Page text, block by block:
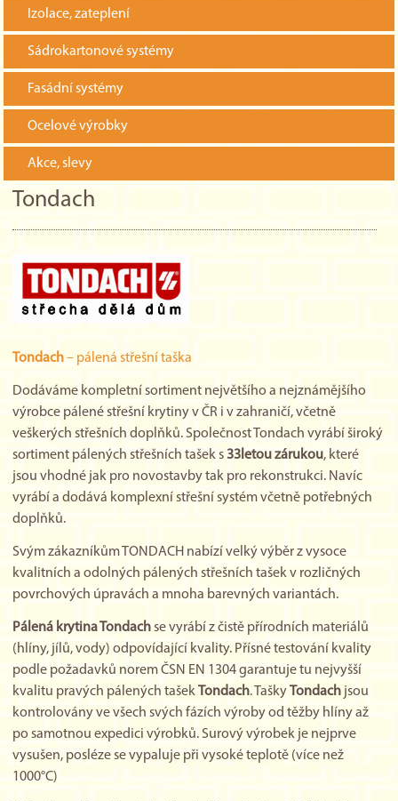
Izolace, zateplení
Sádrokartonové systémy
Fasádní systémy
Ocelové výrobky
Akce, slevy
Tondach
Tondach– pálená střešní taška
Dodáváme kompletní sortiment největšího a nejznámějšího
výrobce pálené střešní krytiny v ČR i v zahraničí, včetně
veškerých střešních doplňků. Společnost Tondach vyrábí široký
sortiment pálených střešních tašek s33letou zárukou, které
jsou vhodné jak pro novostavby tak pro rekonstrukci. Navíc
vyrábí a dodává komplexní střešní systém včetně potřebných
doplňků.
Svým zákazníkům TONDACH nabízí velký výběr z vysoce
kvalitních a odolných pálených střešních tašek v rozličných
povrchových úpravách a mnoha barevných variantách.
Pálená krytina Tondachse vyrábí z čistě přírodních materiálů
(hlíny, jílů, vody) odpovídající kvality. Přísné testování kvality
podle požadavků norem ČSN EN 1304 garantuje tu nejvyšší
kvalitu pravých pálených tašekTondach. TaškyTondach jsou
kontrolovány ve všech svých fázích výroby od těžby hlíny až
po samotnou expedici výrobků. Surový výrobek je nejprve
vysušen, posléze se vypaluje při vysoké teplotě (více než
1000°C)